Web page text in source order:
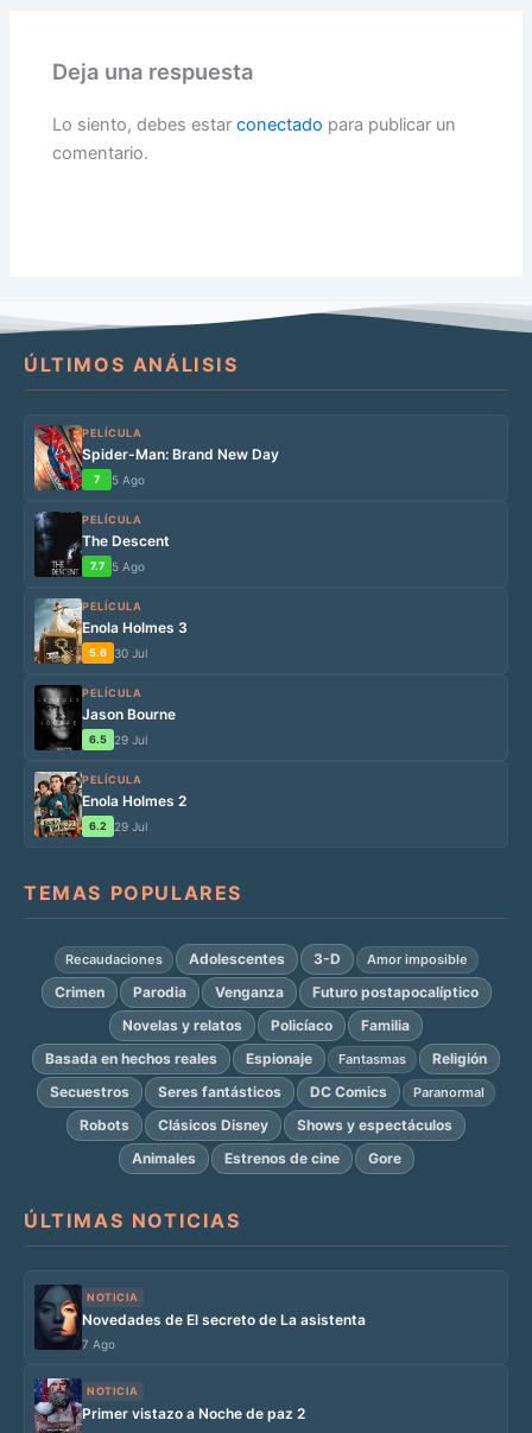
Deja una respuesta
Lo siento, debes estarconectado para publicar un
comentario.
ÚLTIMOS ANÁLISIS
PELÍCULA
Spider-Man: Brand New Day
7 5 Ago
PELÍCULA
The Descent
7.7 5 Ago
PELÍCULA
Enola Holmes 3
5.6 30 Jul
PELÍCULA
Jason Bourne
6.5 29 Jul
PELÍCULA
Enola Holmes 2
6.2 29 Jul
TEMAS POPULARES
Recaudaciones Adolescentes 3-D Amor imposible
Crimen Parodia Venganza
Futuro postapocalíptico
Novelas y relatos
Policíaco
Familia
Basada en hechos reales
Espionaje Fantasmas
Religión
Secuestros
Seres fantásticos DC Comics Paranormal
Robots Clásicos Disney
Shows y espectáculos
Animales
Estrenos de cine Gore
ÚLTIMAS NOTICIAS
NOTICIA
Novedades de El secreto de La asistenta
7 Ago
NOTICIA
Primer vistazo a Noche de paz 2